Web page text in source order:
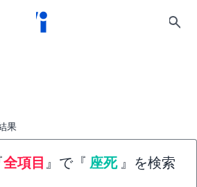
果
全項目 』で『 座死 』を検索